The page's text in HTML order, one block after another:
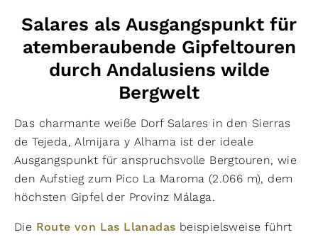
Salares als Ausgangspunkt für
atemberaubende Gipfeltouren
durch Andalusiens wilde
Bergwelt
Das charmante weiße Dorf Salares in den Sierras
de Tejeda, Almijara y Alhama ist der ideale
Ausgangspunkt für anspruchsvolle Bergtouren, wie
den Aufstieg zum Pico La Maroma (2.066 m), dem
höchsten Gipfel der Provinz Málaga.
Die Route von Las Llanadas beispielsweise führt